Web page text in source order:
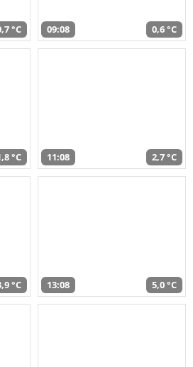
°C 09:08 0,6 °C
°C 11:08 2,7 °C
°C 13:08 5,0 °C